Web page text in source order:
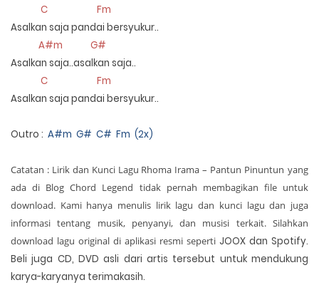
C Fm
Asalkan saja pandai bersyukur..
A#m G#
Asalkan saja..asalkan saja..
C Fm
Asalkan saja pandai bersyukur..
Outro : A#m G# C# Fm (2x)
Catatan : Lirik dan Kunci Lagu Rhoma Irama – Pantun Pinuntun yang
ada di Blog Chord Legend tidak pernah membagikan file untuk
download. Kami hanya menulis lirik lagu dan kunci lagu dan juga
informasi tentang musik, penyanyi, dan musisi terkait. Silahkan
download lagu original di aplikasi resmi seperti JOOX dan Spotify.
Beli juga CD, DVD asli dari artis tersebut untuk mendukung
karya-karyanya terimakasih.